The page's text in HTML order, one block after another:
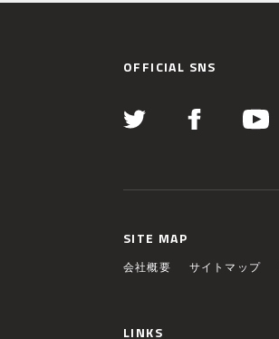
OFFICIAL SNS
SITE MAP
会社概要 サイトマップ
LINKS